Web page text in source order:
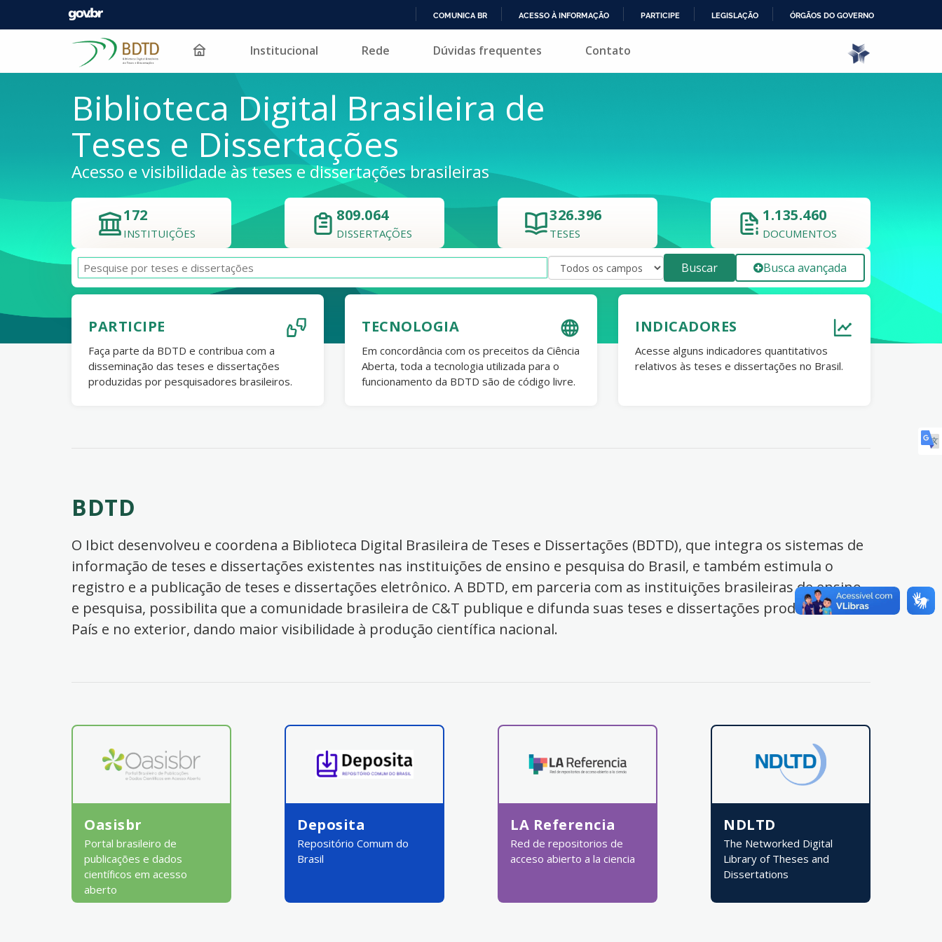
PARA
COMUNICA BR ACESSO À INFORMAÇÃO PARTICIPE LEGISLAÇÃO ÓRGÃOS DO GOVERNO
Pular para o conteúdo Institucional Rede Dúvidas frequentes Contato
Biblioteca Digital Brasileira de
Teses e Dissertações
Acesso e visibilidade às teses e dissertações brasileiras
172
INSTITUIÇÕES
809.064
DISSERTAÇÕES
326.396
TESES
1.135.460
DOCUMENTOS
Buscar Busca avançada
PARTICIPE
Faça parte da BDTD e contribua com a
disseminação das teses e dissertações
produzidas por pesquisadores brasileiros.
TECNOLOGIA
Em concordância com os preceitos da Ciência
Aberta, toda a tecnologia utilizada para o
funcionamento da BDTD são de código livre.
INDICADORES
Acesse alguns indicadores quantitativos
relativos às teses e dissertações no Brasil.
BDTD
O Ibict desenvolveu e coordena a Biblioteca Digital Brasileira de Teses e Dissertações (BDTD), que integra os sistemas de
informação de teses e dissertações existentes nas instituições de ensino e pesquisa do Brasil, e também estimula o
registro e a publicação de teses e dissertações eletrônico. A BDTD, em parceria com as instituições brasileiras de ensino
e pesquisa, possibilita que a comunidade brasileira de C&T publique e difunda suas teses e dissertações produzidas no
País e no exterior, dando maior visibilidade à produção científica nacional.
Oasisbr
Portal brasileiro de
publicações e dados
científicos em acesso
aberto
Deposita
Repositório Comum do
Brasil
LA Referencia
Red de repositorios de
acceso abierto a la ciencia
NDLTD
The Networked Digital
Library of Theses and
Dissertations